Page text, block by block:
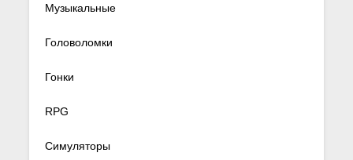
Музыкальные
Головоломки
Гонки
RPG
Симуляторы